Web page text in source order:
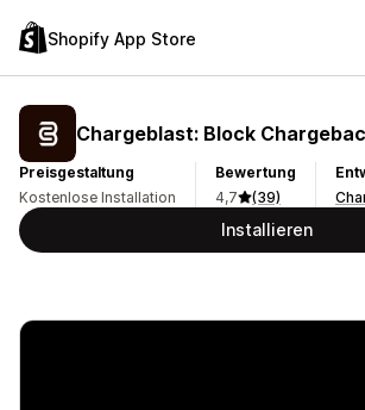
Shopify App Store
Chargeblast: Block
Preisgestaltung
Kostenlose Installation
Bewertung
4,7
(39)
Installieren